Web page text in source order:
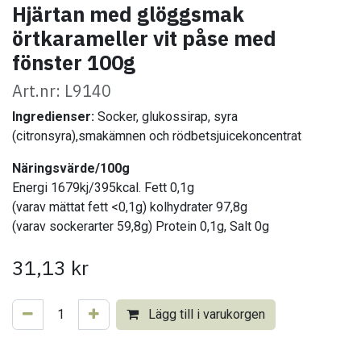
Hjärtan med glöggsmak
örtkarameller vit påse med
fönster 100g
Art.nr: L9140
Ingredienser: Socker, glukossirap, syra
(citronsyra),smakämnen och rödbetsjuicekoncentrat
Näringsvärde/100g
Energi 1679kj/395kcal. Fett 0,1g
(varav mättat fett <0,1g) kolhydrater 97,8g
(varav sockerarter 59,8g) Protein 0,1g, Salt 0g
31,13 kr
Lägg till i varukorgen